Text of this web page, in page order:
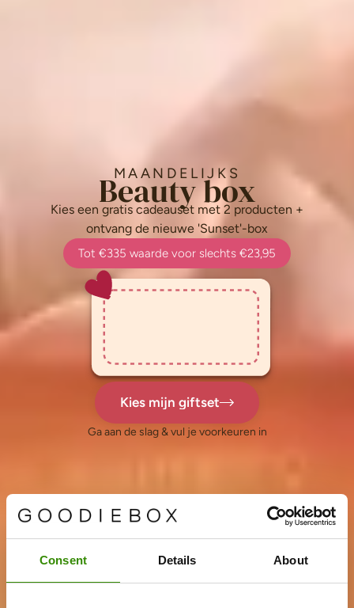
Consent Details About
MAANDELIJKS
Beauty box
Kies een gratis cadeauset met 2 producten +
ontvang de nieuwe 'Sunset'-box
Tot €335 waarde voor slechts €23,95
Kies mijn giftset
Ga aan de slag & vul je voorkeuren in